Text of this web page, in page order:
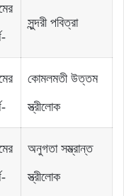
সুন্দরী পবিত্রা
কোমলমতী উত্তম
স্ত্রীলোক
অনুগতা সম্ভ্রান্ত
স্ত্রীলোক